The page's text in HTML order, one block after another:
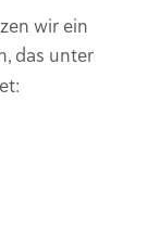
wir ein
das unter